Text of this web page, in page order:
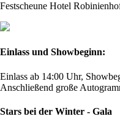
Festscheune Hotel
Einlass und Showbeginn:
Einlass ab 14:00 Uhr,
Anschließend große
Stars bei der Winter - Gala